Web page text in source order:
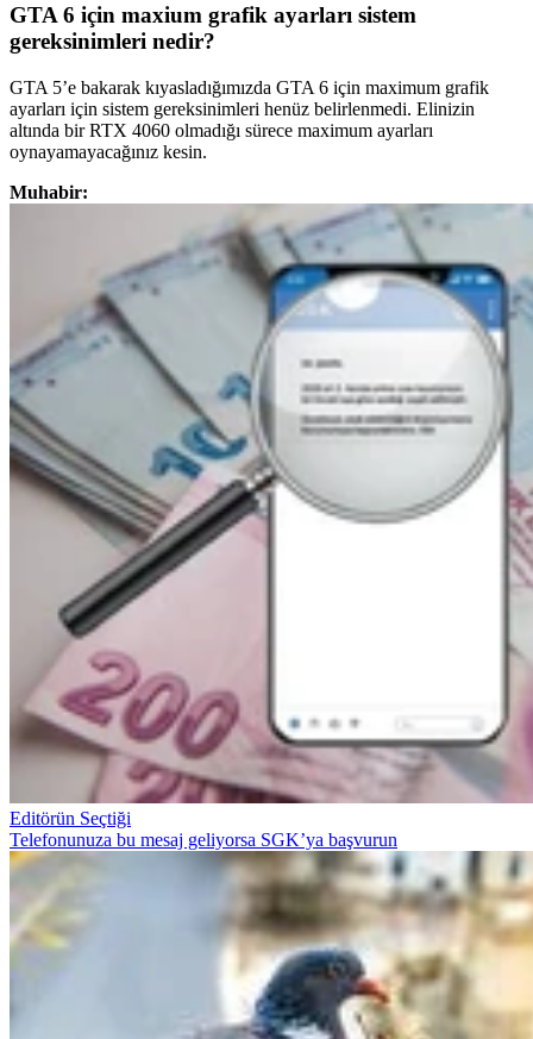
GTA 6 için maxium grafik ayarları sistem
gereksinimleri nedir?
GTA 5’e bakarak kıyasladığımızda GTA 6 için maximum grafik
ayarları için sistem gereksinimleri henüz belirlenmedi. Elinizin
altında bir RTX 4060 olmadığı sürece maximum ayarları
oynayamayacağınız kesin.
Muhabir:
Editörün Seçtiği
Telefonunuza bu mesaj geliyorsa SGK’ya başvurun